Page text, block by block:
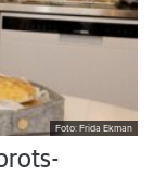
Foto: Frida Ekman